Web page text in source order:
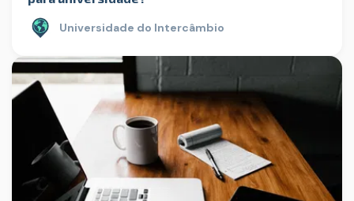
Universidade do Intercâmbio